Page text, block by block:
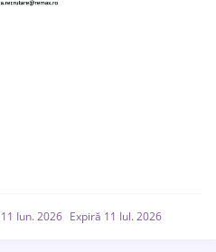
Iun. 2026 Expiră 11 Iul. 2026